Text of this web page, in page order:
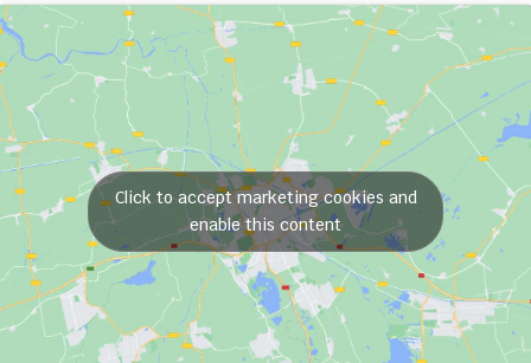
Click to accept marketing cookies and
enable this content